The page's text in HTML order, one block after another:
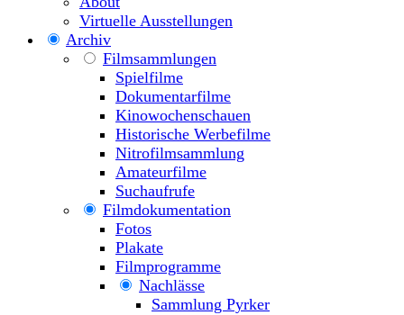
Virtuelle Ausstellungen
Archiv
Filmsammlungen
Spielfilme
Dokumentarfilme
Kinowochenschauen
Historische Werbefilme
Nitrofilmsammlung
Amateurfilme
Suchaufrufe
Filmdokumentation
Fotos
Plakate
Filmprogramme
Nachlässe
Sammlung Pyrker